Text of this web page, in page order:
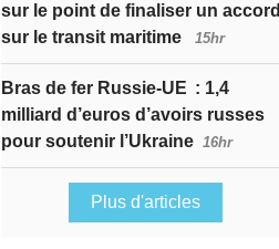
sur le point de finaliser un accord
sur le transit maritime
15hr
Bras de fer Russie-UE : 1,4
milliard d’euros d’avoirs russes
pour soutenir l’Ukraine 16hr
Plus d'articles